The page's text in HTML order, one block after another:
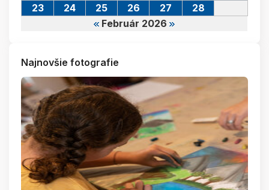
Február 2026
23
24 25 26 27 28
Najnovšie fotografie